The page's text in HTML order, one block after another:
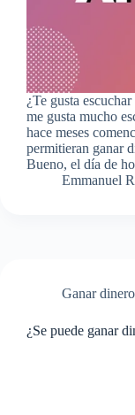
¿Te gusta
me gusta mucho
hace meses
permitieran ganar
Bueno, el día de
Emmanuel R
Ganar dinero
¿Se puede ganar